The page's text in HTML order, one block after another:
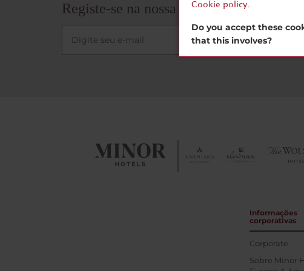
Registe-se na nossa Newsletter
Informações
corporativas
Corporate
Sobre Minor
Cookie policy.
Do you accept these
that this involves?